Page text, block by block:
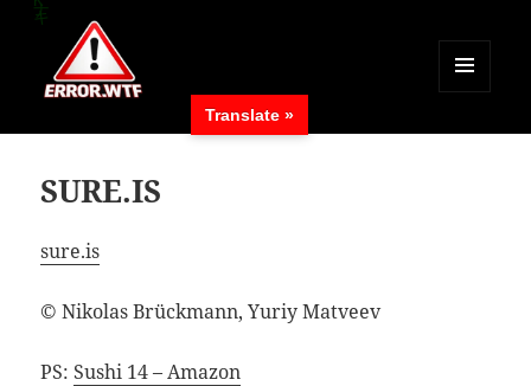
MENÜ
WIDGETS
SURE.IS
sure.is
© Nikolas Brückmann, Yuriy Matveev
PS: Sushi 14 – Amazon
Translate »